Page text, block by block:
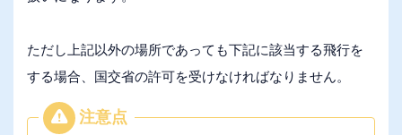
ただし上記以外の場所であっても下記に該当する飛行を
する場合、国交省の許可を受けなければなりません。